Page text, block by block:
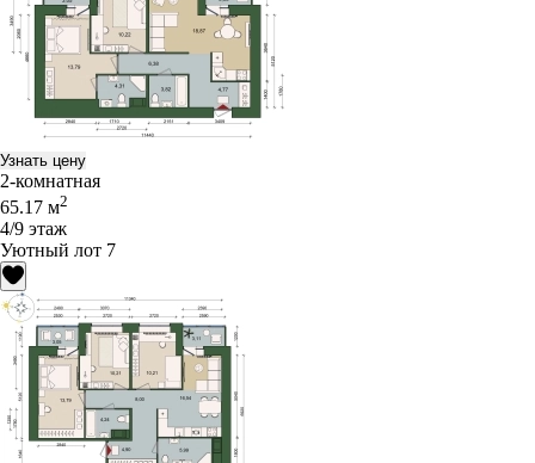
Узнать цену
2-комнатная
65.17 м2
4/9 этаж
Уютный лот 7